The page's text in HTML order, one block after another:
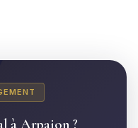
à Arpajon ?